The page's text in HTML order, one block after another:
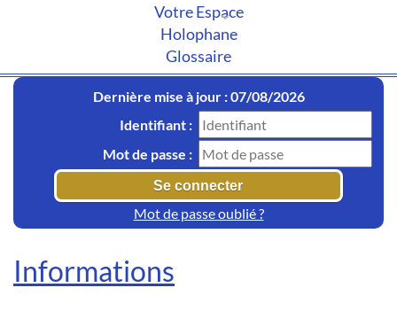
Votre Espace
Holophane
Glossaire
Dernière mise à jour : 07/08/2026
Identifiant :
Mot de passe :
Mot de passe oublié ?
Informations